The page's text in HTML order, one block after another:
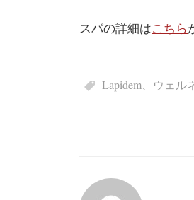
スパの詳細はこちら
Lapidem ウェル